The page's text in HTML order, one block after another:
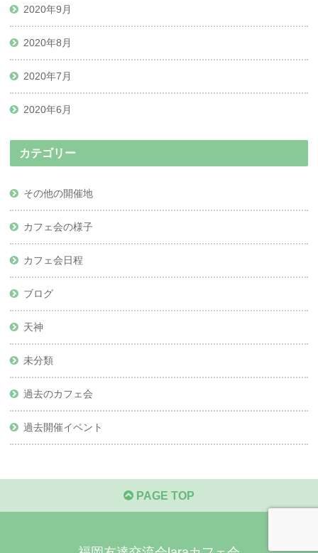
2020年9月
2020年8月
2020年7月
2020年6月
カテゴリー
その他の開催地
カフェ会の様子
カフェ会日程
ブログ
天神
未分類
過去のカフェ会
過去開催イベント
PAGE TOP